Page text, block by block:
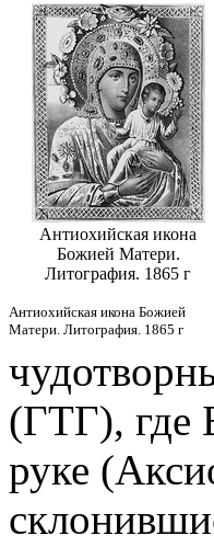
Антиохийская икона
Божией Матери.
Литография. 1865 г
Антиохийская икона Божией
Матери. Литография. 1865 г
(ГТГ), где
руке